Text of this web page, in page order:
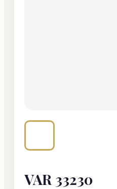
VAR 33230